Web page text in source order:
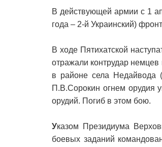
В действующей армии с 1
года – 2-й Украинский)
В ходе Пятихатской
отражали контрудар
в районе села Недайвода
П.В.Сорокин огнем орудия
орудий. Погиб в этом бою.
Указом Президиума
боевых заданий